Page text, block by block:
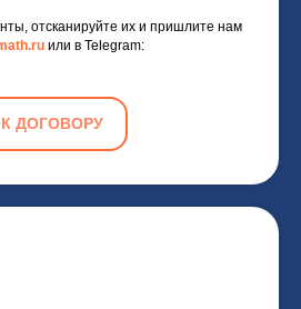
отсканируйте их и пришлите нам
или в Telegram:
ДОГОВОРУ